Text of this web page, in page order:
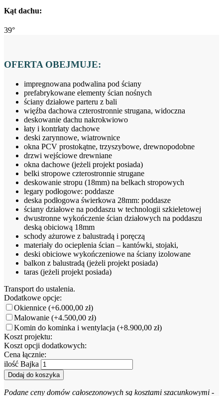
Kąt dachu:
39°
OFERTA OBEJMUJE:
impregnowana podwalina pod ściany
prefabrykowane elementy ścian nośnych
ściany działowe parteru z bali
więźba dachowa czterostronnie strugana, widoczna
deskowanie dachu nakrokwiowo
łaty i kontrłaty dachowe
deski zarynnowe, wiatrownice
okna PCV prostokątne, trzyszybowe, drewnopodobne
drzwi wejściowe drewniane
okna dachowe (jeżeli projekt posiada)
belki stropowe czterostronnie strugane
deskowanie stropu (18mm) na belkach stropowych
legary podłogowe: poddasze
deska podłogowa świerkowa 28mm: poddasze
ściany działowe na poddaszu w technologii szkieletowej
dwustronne wykończenie ścian działowych na poddaszu
deską obiciową 18mm
schody ażurowe z balustradą i poręczą
materiały do ocieplenia ścian – kantówki, stojaki,
deski obiciowe wykończeniowe na ściany izolowane
balkon z balustradą (jeżeli projekt posiada)
taras (jeżeli projekt posiada)
Transport do ustalenia.
Dodatkowe opcje:
Okiennice (+6.000,00 zł)
Malowanie (+4.500,00 zł)
Komin do kominka i wentylacja (+8.900,00 zł)
Koszt projektu:
Koszt opcji dodatkowych:
Cena łącznie:
ilość Bajka
Dodaj do koszyka
Podane ceny domów całosezonowych są kosztami szacunkowymi -